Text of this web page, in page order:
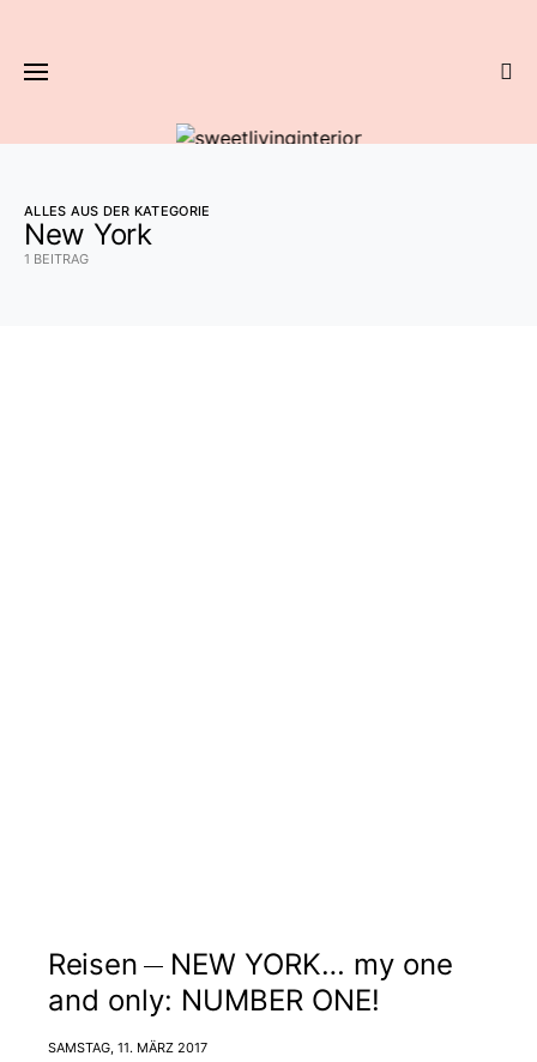
ALLES AUS DER KATEGORIE
New York
1 BEITRAG
Reisen
NEW YORK… my one
and only: NUMBER ONE!
SAMSTAG, 11. MÄRZ 2017